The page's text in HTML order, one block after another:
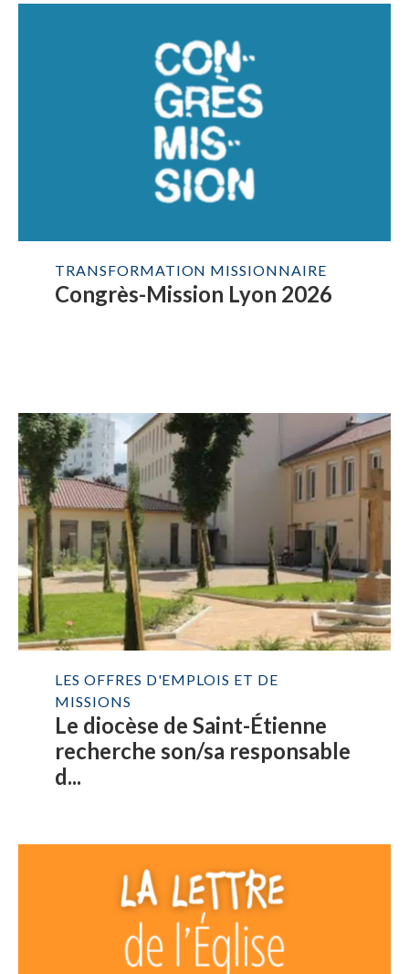
TRANSFORMATION MISSIONNAIRE
Congrès-Mission Lyon 2026
LES OFFRES D'EMPLOIS ET DE
MISSIONS
Le diocèse de Saint-Étienne
recherche son/sa responsable
d...